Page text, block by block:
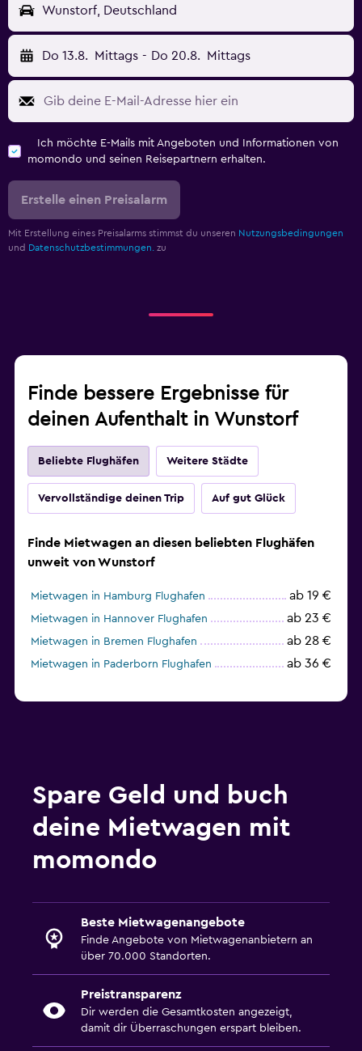
Wunstorf, Deutschland
Do 13.8. Mittags - Do 20.8. Mittags
Ich möchte E-Mails mit Angeboten und Informationen von
momondo und seinen Reisepartnern erhalten.
Erstelle einen Preisalarm
Mit Erstellung eines Preisalarms stimmst du unseren Nutzungsbedingungen
und Datenschutzbestimmungen. zu
Finde bessere Ergebnisse für
deinen Aufenthalt in Wunstorf
Beliebte Flughäfen Weitere Städte
Vervollständige deinen Trip Auf gut Glück
Finde Mietwagen an diesen beliebten Flughäfen
unweit von Wunstorf
Mietwagen in Hamburg Flughafen ab 19 €
Mietwagen in Hannover Flughafen ab 23 €
Mietwagen in Bremen Flughafen ab 28 €
Mietwagen in Paderborn Flughafen ab 36 €
Spare Geld und buch
deine Mietwagen mit
momondo
Beste Mietwagenangebote
Finde Angebote von Mietwagenanbietern an
über 70.000 Standorten.
Preistransparenz
Dir werden die Gesamtkosten angezeigt,
damit dir Überraschungen erspart bleiben.